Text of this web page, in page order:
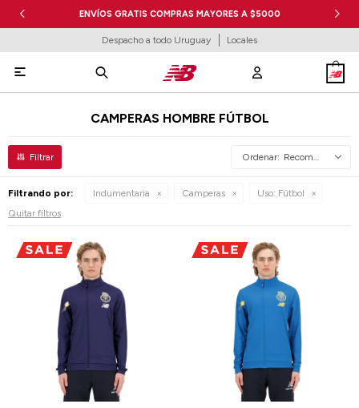
ENVÍOS GRATIS COMPRAS MAYORES A $5000
Despacho a todo Uruguay Locales

CAMPERAS HOMBRE FÚTBOL
Recomendados
Filtrando por: Indumentaria Camperas Uso: Fútbol
Quitar filtros